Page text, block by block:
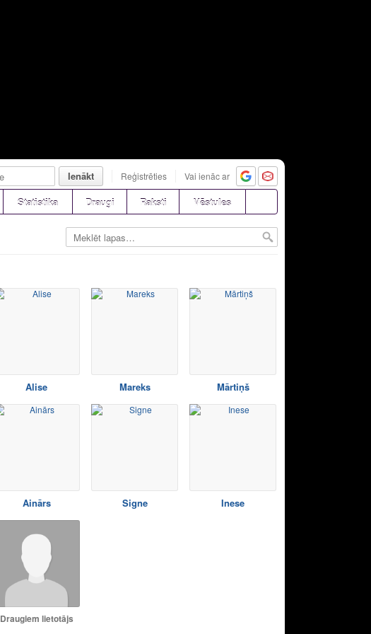
Ienākt Reģistrēties Vai ienāc ar
Statistika Draugi Raksti Vēstules
Alise Mareks Mārtiņš
Ainārs Signe Inese
Draugiem lietotājs